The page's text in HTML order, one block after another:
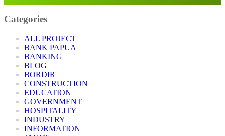
Categories
ALL PROJECT
BANK PAPUA
BANKING
BLOG
BORDIR
CONSTRUCTION
EDUCATION
GOVERNMENT
HOSPITALITY
INDUSTRY
INFORMATION